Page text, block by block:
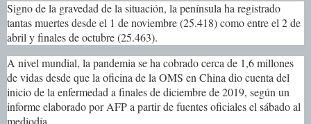
Signo de la gravedad de la situación, la península ha registrado
tantas muertes desde el 1 de noviembre (25.418) como entre el 2 de
abril y finales de octubre (25.463).
A nivel mundial, la pandemia se ha cobrado cerca de 1,6 millones
de vidas desde que la oficina de la OMS en China dio cuenta del
inicio de la enfermedad a finales de diciembre de 2019, según un
informe elaborado por AFP a partir de fuentes oficiales el sábado al